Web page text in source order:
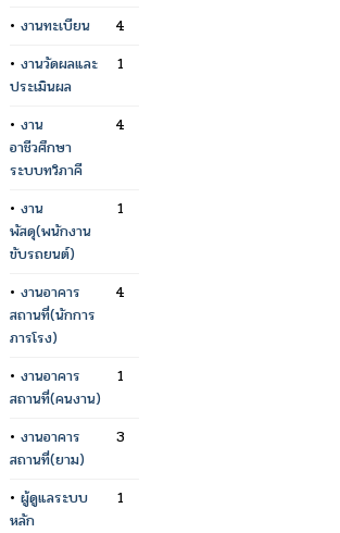
• งานทะเบียน
4
• งานวัดผลและ
ประเมินผล
1
• งาน
อาชีวศึกษา
ระบบทวิภาคี
4
• งาน
พัสดุ(พนักงาน
ขับรถยนต์)
1
• งานอาคาร
สถานที่(นักการ
ภารโรง)
4
• งานอาคาร
สถานที่(คนงาน)
1
• งานอาคาร
สถานที่(ยาม)
3
• ผู้ดูแลระบบ
หลัก
1